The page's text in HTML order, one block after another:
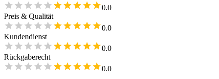
0.0
Preis & Qualität
0.0
Kundendienst
0.0
Rückgaberecht
0.0